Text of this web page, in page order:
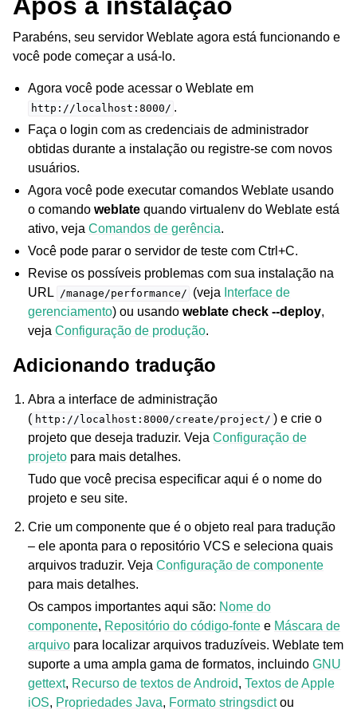
Após a instalação
Parabéns, seu servidor Weblate agora está funcionando e
você pode começar a usá-lo.
Agora você pode acessar o Weblate em
http://localhost:8000/ .
Faça o login com as credenciais de administrador
obtidas durante a instalação ou registre-se com novos
usuários.
Agora você pode executar comandos Weblate usando
o comandoweblate quando virtualenv do Weblate está
ativo, vejaComandos de gerência.
Você pode parar o servidor de teste com Ctrl+C.
Revise os possíveis problemas com sua instalação na
URL /manage/performance/ (veja Interface de
gerenciamento) ou usandoweblate check --deploy,
vejaConfiguração de produção.
Adicionando tradução
Abra a interface de administração
( http://localhost:8000/create/project/ ) e crie o
projeto que deseja traduzir. VejaConfiguração de
projeto para mais detalhes.
Tudo que você precisa especificar aqui é o nome do
projeto e seu site.
Crie um componente que é o objeto real para tradução
– ele aponta para o repositório VCS e seleciona quais
arquivos traduzir. VejaConfiguração de componente
para mais detalhes.
Os campos importantes aqui são: Nome do
componente, Repositório do código-fonte e Máscara de
arquivo para localizar arquivos traduzíveis. Weblate tem
suporte a uma ampla gama de formatos, incluindoGNU
gettext, Recurso de textos de Android,Textos de Apple
iOS, Propriedades Java, Formato stringsdictou